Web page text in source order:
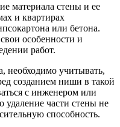
материала стены и ее
и квартирах
или бетона.
особенности и
работ.
необходимо учитывать,
созданием ниши в такой
с инженером или
удаление части стены не
способность.